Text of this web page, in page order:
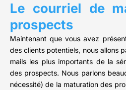
Le courriel de
prospects
Maintenant que vous avez
des clients potentiels, nous allons
mails les plus importants de la
des prospects. Nous parlons
nécessité) de la maturation des